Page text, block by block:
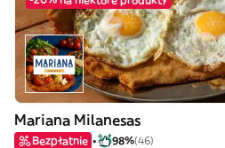
Mariana Milanesas
Bezpłatnie 98%(46)